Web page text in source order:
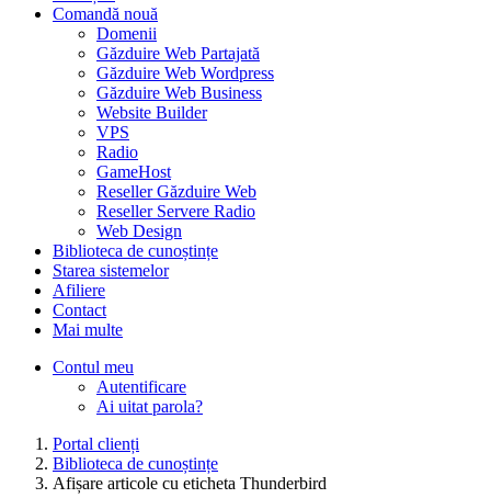
Comandă nouă
Domenii
Găzduire Web Partajată
Găzduire Web Wordpress
Găzduire Web Business
Website Builder
VPS
Radio
GameHost
Reseller Găzduire Web
Reseller Servere Radio
Web Design
Biblioteca de cunoștințe
Starea sistemelor
Afiliere
Contact
Mai multe
Contul meu
Autentificare
Ai uitat parola?
Portal clienți
Biblioteca de cunoștințe
Afișare articole cu eticheta Thunderbird